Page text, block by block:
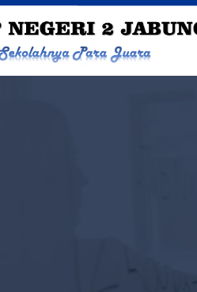
SMP NEGERI 2 JABUNG -